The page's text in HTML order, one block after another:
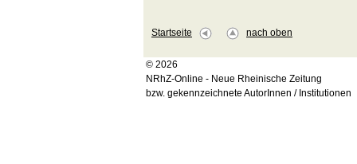
Startseite nach oben
© 2026
NRhZ-Online - Neue Rheinische Zeitung
bzw. gekennzeichnete AutorInnen / Institutionen